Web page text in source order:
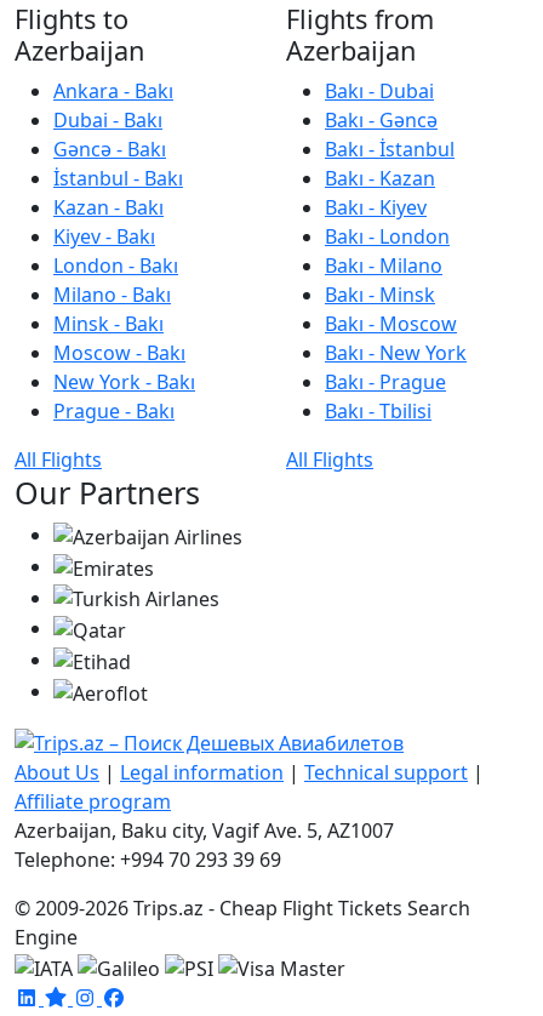
Flights to
Azerbaijan
Ankara - Bakı
Dubai - Bakı
Gəncə - Bakı
İstanbul - Bakı
Kazan - Bakı
Kiyev - Bakı
London - Bakı
Milano - Bakı
Minsk - Bakı
Moscow - Bakı
New York - Bakı
Prague - Bakı
All Flights
Flights from
Azerbaijan
Bakı - Dubai
Bakı - Gəncə
Bakı - İstanbul
Bakı - Kazan
Bakı - Kiyev
Bakı - London
Bakı - Milano
Bakı - Minsk
Bakı - Moscow
Bakı - New York
Bakı - Prague
Bakı - Tbilisi
All Flights
Our Partners
About Us | Legal information | Technical support |
Affiliate program
Azerbaijan, Baku city, Vagif Ave. 5, AZ1007
Telephone: +994 70 293 39 69
© 2009-2026 Trips.az - Cheap Flight Tickets Search
Engine